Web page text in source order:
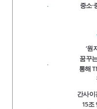
·
중소·
·
‘원
꿈꾸
통해
간사이
15조